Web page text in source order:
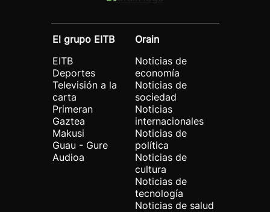
El grupo EITB
EITB
Deportes
Televisión a la
carta
Primeran
Gaztea
Makusi
Guau - Gure
Audioa
Orain
Noticias de
economía
Noticias de
sociedad
Noticias
internacionales
Noticias de
política
Noticias de
cultura
Noticias de
tecnología
Noticias de salud